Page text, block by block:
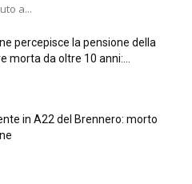
a...
percepisce la pensione della
morta da oltre 10 anni:...
in A22 del Brennero: morto